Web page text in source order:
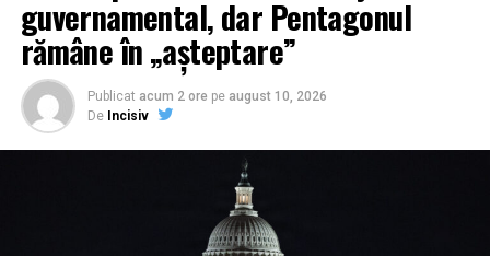
guvernamental, dar Pentagonul
rămâne în „așteptare”
Publicat acum 2 ore pe august 10, 2026
De Incisiv